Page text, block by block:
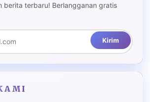
berita terbaru! Berlangganan gratis
Kirim